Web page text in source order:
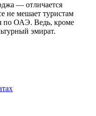
— отличается
не мешает туристам
по ОАЭ. Ведь, кроме
эмират.